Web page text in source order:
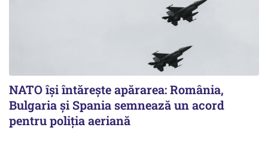
NATO își întărește apărarea: România,
Bulgaria și Spania semnează un acord
pentru poliția aeriană